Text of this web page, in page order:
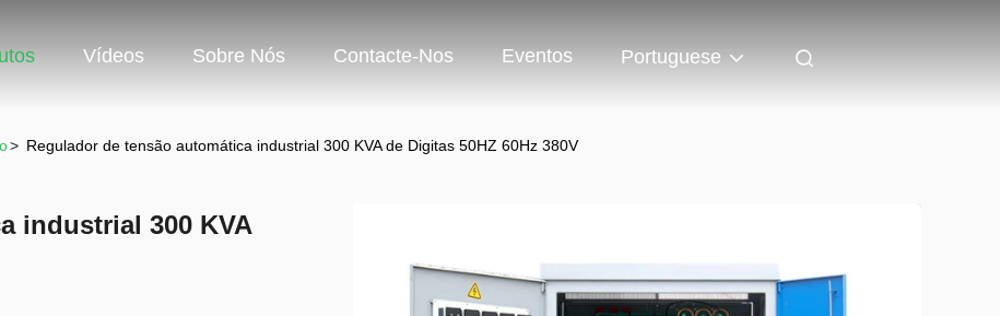
Vídeos Sobre Nós Contacte-Nos Eventos Portuguese
> Regulador de tensão automática industrial 300 KVA de Digitas 50HZ 60Hz 380V
industrial 300 KVA